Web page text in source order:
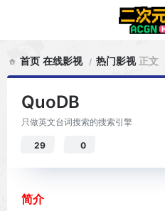
首页 在线影视 热门影视 正文
QuoDB
只做英文台词搜索的搜索引擎
29 0
简介